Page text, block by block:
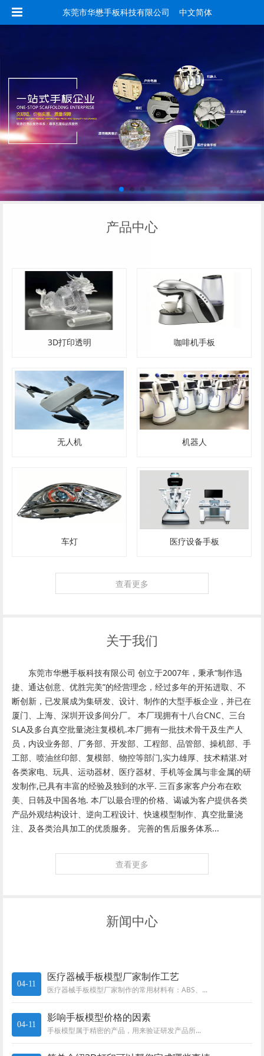
东莞市华懋手板科技有限公司 中文简体
产品中心
3D打印透明 咖啡机手板
无人机 机器人
车灯 医疗设备手板
查看更多
关于我们
东莞市华懋手板科技有限公司 创立于2007年，秉承“制作迅
捷、通达创意、优胜完美”的经营理念，经过多年的开拓进取、不
断创新，已发展成为集研发、设计、制作的大型手板企业，并已在
厦门、上海、深圳开设多间分厂。 本厂现拥有十八台CNC、三台
SLA及多台真空批量浇注复模机.本厂拥有一批技术骨干及生产人
员，内设业务部、厂务部、开发部、工程部、品管部、操机部、手
工部、喷油丝印部、复模部、物控等部门,实力雄厚、技术精湛.对
各类家电、玩具、运动器材、医疗器材、手机等金属与非金属的研
发制作,已具有丰富的经验及独到的水平. 三百多家客户分布在欧
美、日韩及中国各地. 本厂以最合理的价格、谒诚为客户提供各类
产品外观结构设计、逆向工程设计、快速模型制作、真空批量浇
注、及各类治具加工的优质服务。 完善的售后服务体系...
查看更多
新闻中心
04-11
医疗器械手板模型厂家制作工艺
医疗器械手板模型厂家制作的常用材料有：ABS、...
04-11
影响手板模型价格的因素
手板模型属于精密的产品，用来验证研发产品所...